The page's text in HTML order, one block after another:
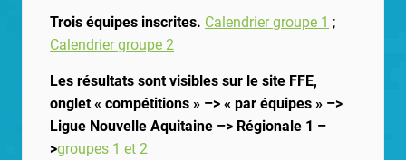
Trois équipes inscrites. Calendrier groupe 1 ;
Calendrier groupe 2
Les résultats sont visibles sur le site FFE,
onglet « compétitions » –> « par équipes » –>
Ligue Nouvelle Aquitaine –> Régionale 1 –
>groupes 1 et 2